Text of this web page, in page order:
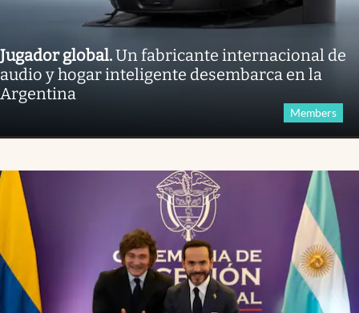
Jugador global.Un fabricante internacional de
audio y hogar inteligente desembarca en la
Argentina
Members